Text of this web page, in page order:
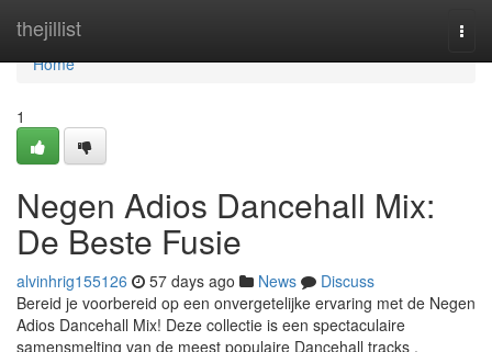
thejillist
Home
Home
1
Negen Adios Dancehall Mix:
De Beste Fusie
alvinhrig155126 57 days ago News
Discuss
Bereid je voorbereid op een onvergetelijke ervaring met de Negen
Adios Dancehall Mix! Deze collectie is een spectaculaire
samensmelting van de meest populaire Dancehall tracks ,